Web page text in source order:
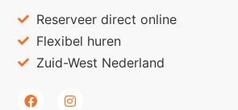
Reserveer direct online
Flexibel huren
Zuid-West Nederland